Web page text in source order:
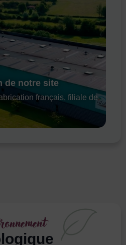
de notre site
français, filiale de